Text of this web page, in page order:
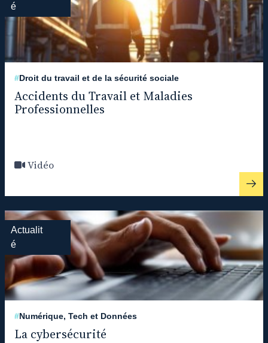
é
#Droit du travail et de la sécurité sociale
Accidents du Travail et Maladies
Professionnelles
Vidéo
Actualit
é
#Numérique, Tech et Données
La cybersécurité